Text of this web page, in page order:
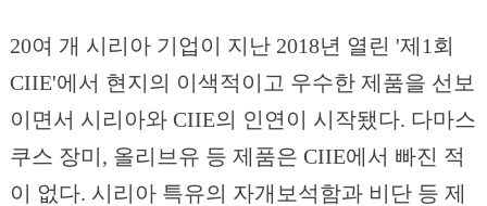
20여 개 시리아 기업이 지난 2018년 열린 '제1회
CIIE'에서 현지의 이색적이고 우수한 제품을 선보
이면서 시리아와 CIIE의 인연이 시작됐다. 다마스
쿠스 장미, 올리브유 등 제품은 CIIE에서 빠진 적
이 없다. 시리아 특유의 자개보석함과 비단 등 제